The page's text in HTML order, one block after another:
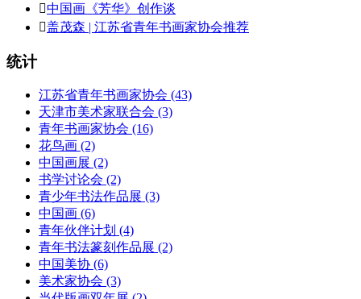
中国画《芳华》创作谈
盖茂森 | 江苏省青年书画家协会推荐
统计
江苏省青年书画家协会 (43)
天津市美术家联合会 (3)
青年书画家协会 (16)
花鸟画 (2)
中国画展 (2)
书学讨论会 (2)
青少年书法作品展 (3)
中国画 (6)
青年伙伴计划 (4)
青年书法篆刻作品展 (2)
中国美协 (6)
美术家协会 (3)